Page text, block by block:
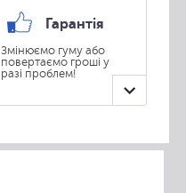
Гарантія
Змінюємо гуму або
повертаємо гроші у
разі проблем!